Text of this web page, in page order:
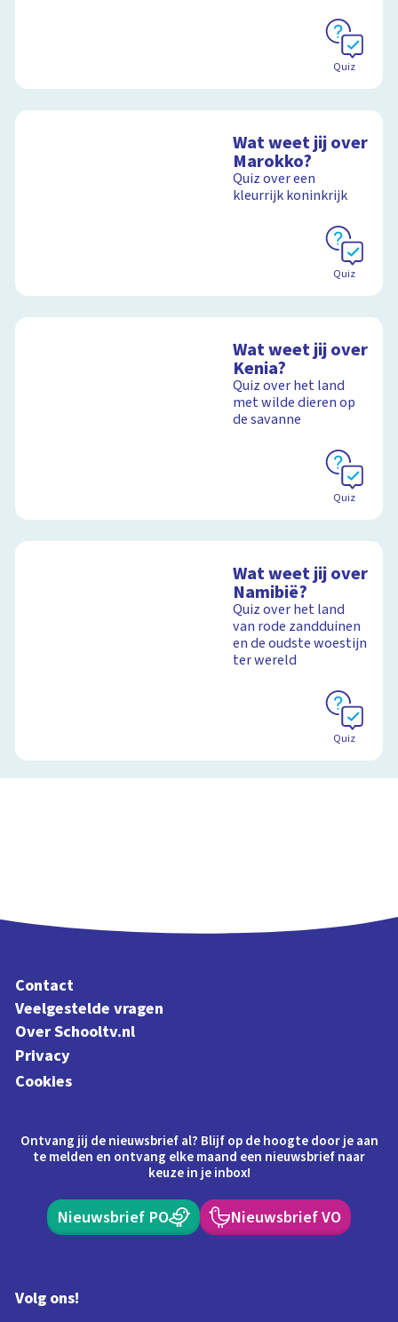
Quiz
Wat weet jij over
Marokko?
Quiz over een
kleurrijk koninkrijk
Quiz
Wat weet jij over
Kenia?
Quiz over het land
met wilde dieren op
de savanne
Quiz
Wat weet jij over
Namibië?
Quiz over het land
van rode zandduinen
en de oudste woestijn
ter wereld
Quiz
Contact
Veelgestelde vragen
Over Schooltv.nl
Privacy
Cookies
Ontvang jij de nieuwsbrief al? Blijf op de hoogte door je aan
te melden en ontvang elke maand een nieuwsbrief naar
keuze in je inbox!
Nieuwsbrief PO Nieuwsbrief VO
Volg ons!